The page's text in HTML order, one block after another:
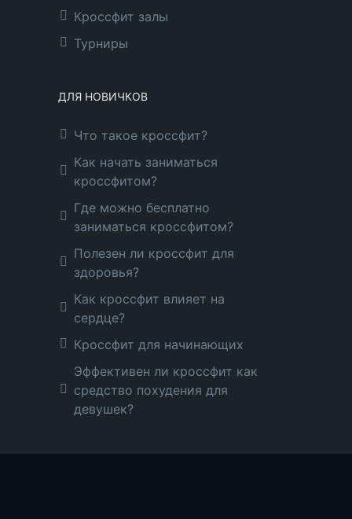
Кроссфит залы
Турниры
ДЛЯ НОВИЧКОВ
Что такое кроссфит?
Как начать заниматься
кроссфитом?
Где можно бесплатно
заниматься кроссфитом?
Полезен ли кроссфит для
здоровья?
Как кроссфит влияет на
сердце?
Кроссфит для начинающих
Эффективен ли кроссфит как
средство похудения для
девушек?